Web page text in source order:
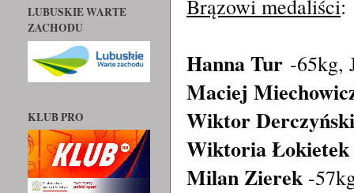
Brązowi medaliści:
Hanna Tur -65kg,
Maciej
Wiktor Derczyński
Wiktoria Łokietek
Milan Zierek -
LUBUSKIE WARTE
ZACHODU
KLUB PRO